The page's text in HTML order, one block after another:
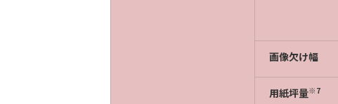
画像欠け幅
用紙坪量※7